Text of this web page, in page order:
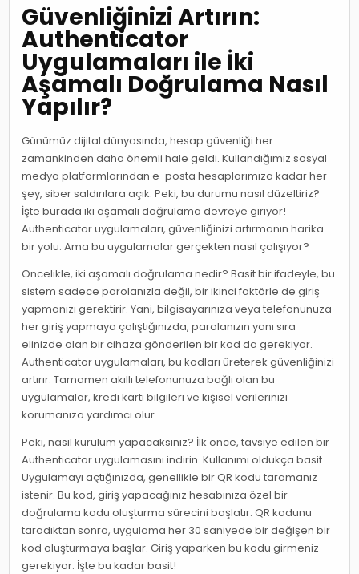
Güvenliğinizi Artırın:
Authenticator
Uygulamaları ile İki
Aşamalı Doğrulama Nasıl
Yapılır?
Günümüz dijital dünyasında, hesap güvenliği her
zamankinden daha önemli hale geldi. Kullandığımız sosyal
medya platformlarından e-posta hesaplarımıza kadar her
şey, siber saldırılara açık. Peki, bu durumu nasıl düzeltiriz?
İşte burada iki aşamalı doğrulama devreye giriyor!
Authenticator uygulamaları, güvenliğinizi artırmanın harika
bir yolu. Ama bu uygulamalar gerçekten nasıl çalışıyor?
Öncelikle, iki aşamalı doğrulama nedir? Basit bir ifadeyle, bu
sistem sadece parolanızla değil, bir ikinci faktörle de giriş
yapmanızı gerektirir. Yani, bilgisayarınıza veya telefonunuza
her giriş yapmaya çalıştığınızda, parolanızın yanı sıra
elinizde olan bir cihaza gönderilen bir kod da gerekiyor.
Authenticator uygulamaları, bu kodları üreterek güvenliğinizi
artırır. Tamamen akıllı telefonunuza bağlı olan bu
uygulamalar, kredi kartı bilgileri ve kişisel verilerinizi
korumanıza yardımcı olur.
Peki, nasıl kurulum yapacaksınız? İlk önce, tavsiye edilen bir
Authenticator uygulamasını indirin. Kullanımı oldukça basit.
Uygulamayı açtığınızda, genellikle bir QR kodu taramanız
istenir. Bu kod, giriş yapacağınız hesabınıza özel bir
doğrulama kodu oluşturma sürecini başlatır. QR kodunu
taradıktan sonra, uygulama her 30 saniyede bir değişen bir
kod oluşturmaya başlar. Giriş yaparken bu kodu girmeniz
gerekiyor. İşte bu kadar basit!